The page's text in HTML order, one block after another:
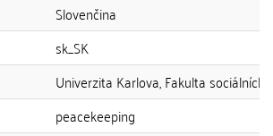
Slovenčina
sk_SK
Univerzita Karlova, Fakulta sociálních
peacekeeping